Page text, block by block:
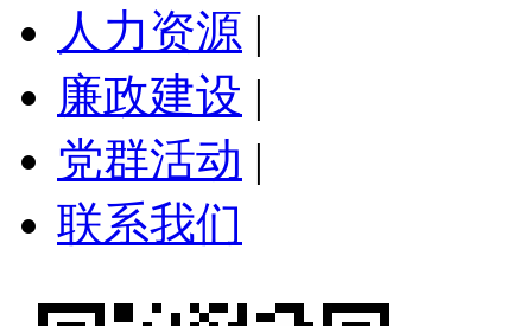
人力资源 |
廉政建设 |
党群活动 |
联系我们